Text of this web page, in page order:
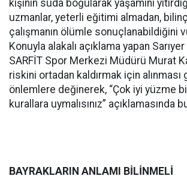
kişinin suda boğularak yaşamını
uzmanlar, yeterli eğitimi almadan,
çalışmanın ölümle sonuçlanabildiğini
Konuyla alakalı açıklama yapan
SARFİT Spor Merkezi Müdürü Murat
riskini ortadan kaldırmak için alınması
önlemlere değinerek, “Çok iyi yüzme
kurallara uymalısınız” açıklamasında
BAYRAKLARIN ANLAMI BİLİNMELİ